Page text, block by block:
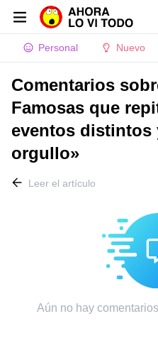
Personal Nuevo
Comentarios
Famosas que
eventos distintos
orgullo»
Leer el artículo
Aún no hay